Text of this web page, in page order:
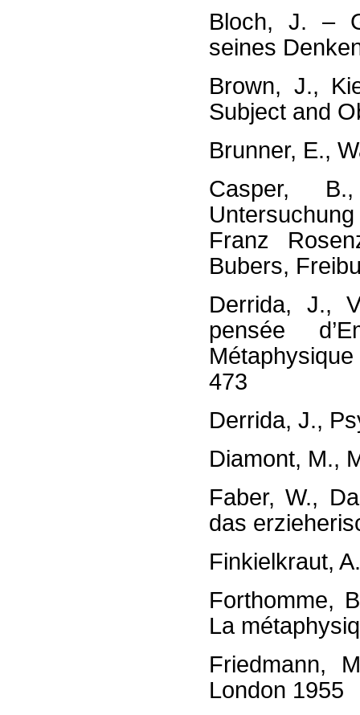
Bloch, J. –
seines
Brown, J.,
Subject and
Brunner, E.,
Casper,
Franz
Bubers,
Derrida, J.,
pensée
473
Derrida, J.,
Diamont, M.,
Faber, W.,
das
Finkielkraut,
Forthomme,
La
Friedmann,
London 1955